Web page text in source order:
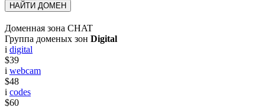
НАЙТИ ДОМЕН
Доменная зона CHAT
Группа доменых зон Digital
i digital
$39
i webcam
$48
i codes
$60